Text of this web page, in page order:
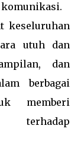
keseluruhan
utuh dan
dan
berbagai
memberi
terhadap